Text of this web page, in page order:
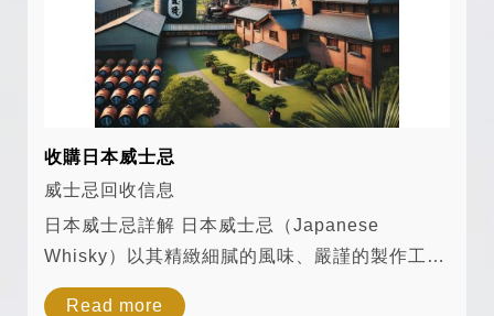
收購日本威士忌
威士忌回收信息
日本威士忌詳解 日本威士忌（Japanese
Whisky）以其精緻細膩的風味、嚴謹的製作工藝
以及融合蘇格蘭與日本獨特文化的特點，在全球
Read more